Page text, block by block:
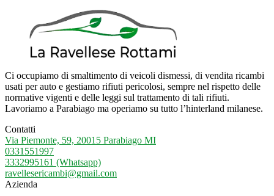
Ci occupiamo di smaltimento di veicoli dismessi, di vendita ricambi
usati per auto e gestiamo rifiuti pericolosi, sempre nel rispetto delle
normative vigenti e delle leggi sul trattamento di tali rifiuti.
Lavoriamo a Parabiago ma operiamo su tutto l’hinterland milanese.
Contatti
Via Piemonte, 59, 20015 Parabiago MI
0331551997
3332995161 (Whatsapp)
ravellesericambi@gmail.com
Azienda